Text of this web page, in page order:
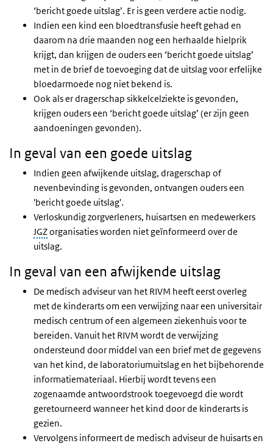
‘bericht goede uitslag’. Er is geen verdere actie nodig.
Indien een kind een bloedtransfusie heeft gehad en
daarom na drie maanden nog een herhaalde hielprik
krijgt, dan krijgen de ouders een ‘bericht goede uitslag’
met in de brief de toevoeging dat de uitslag voor erfelijke
bloedarmoede nog niet bekend is.
Ook als er dragerschap sikkelcelziekte is gevonden,
krijgen ouders een ‘bericht goede uitslag’ (er zijn geen
aandoeningen gevonden).
In geval van een goede uitslag
Indien geen afwijkende uitslag, dragerschap of
nevenbevinding is gevonden, ontvangen ouders een
'bericht goede uitslag'.
Verloskundig zorgverleners, huisartsen en medewerkers
JGZorganisaties worden niet geïnformeerd over de
uitslag.
In geval van een afwijkende uitslag
De medisch adviseur van het RIVM heeft eerst overleg
met de kinderarts om een verwijzing naar een universitair
medisch centrum of een algemeen ziekenhuis voor te
bereiden. Vanuit het RIVM wordt de verwijzing
ondersteund door middel van een brief met de gegevens
van het kind, de laboratoriumuitslag en het bijbehorende
informatiemateriaal. Hierbij wordt tevens een
zogenaamde antwoordstrook toegevoegd die wordt
geretourneerd wanneer het kind door de kinderarts is
gezien.
Vervolgens informeert de medisch adviseur de huisarts en